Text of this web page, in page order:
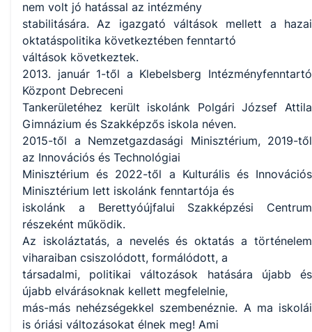
nem volt jó hatással az intézmény
stabilitására. Az igazgató váltások mellett a hazai
oktatáspolitika következtében fenntartó
váltások következtek.
2013. január 1-től a Klebelsberg Intézményfenntartó
Központ Debreceni
Tankerületéhez került iskolánk Polgári József Attila
Gimnázium és Szakképzős iskola néven.
2015-től a Nemzetgazdasági Minisztérium, 2019-től
az Innovációs és Technológiai
Minisztérium és 2022-től a Kulturális és Innovációs
Minisztérium lett iskolánk fenntartója és
iskolánk a Berettyóújfalui Szakképzési Centrum
részeként működik.
Az iskoláztatás, a nevelés és oktatás a történelem
viharaiban csiszolódott, formálódott, a
társadalmi, politikai változások hatására újabb és
újabb elvárásoknak kellett megfelelnie,
más-más nehézségekkel szembenéznie. A ma iskolái
is óriási változásokat élnek meg! Ami